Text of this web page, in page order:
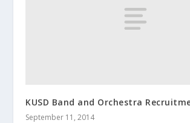
KUSD Band and Orchestra
September 11, 2014